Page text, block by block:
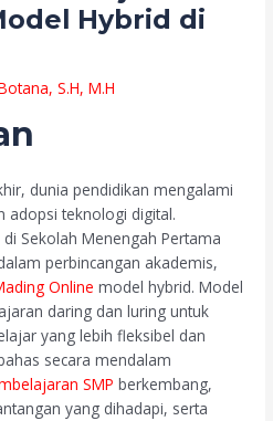
Hybrid di
S.H, M.H
dunia pendidikan mengalami
adopsi teknologi digital.
Sekolah Menengah Pertama
perbincangan akademis,
Online model hybrid. Model
daring dan luring untuk
yang lebih fleksibel dan
secara mendalam
SMP berkembang,
yang dihadapi, serta